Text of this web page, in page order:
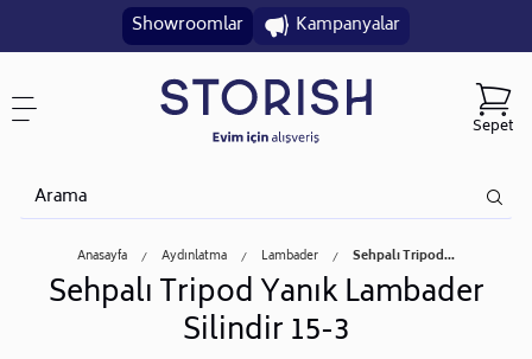
Showroomlar Kampanyalar
Sepet
Anasayfa Aydınlatma Lambader Sehpalı Tripod...
Sehpalı Tripod Yanık Lambader
Silindir 15-3